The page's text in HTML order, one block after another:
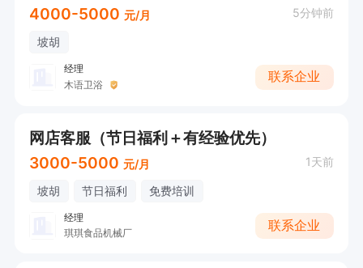
4000-5000 元/月 5分钟前
坡胡
经理
木语卫浴
联系企业
网店客服（节日福利＋有经验优先）
3000-5000 元/月 1天前
坡胡 节日福利 免费培训
经理
琪琪食品机械厂
联系企业